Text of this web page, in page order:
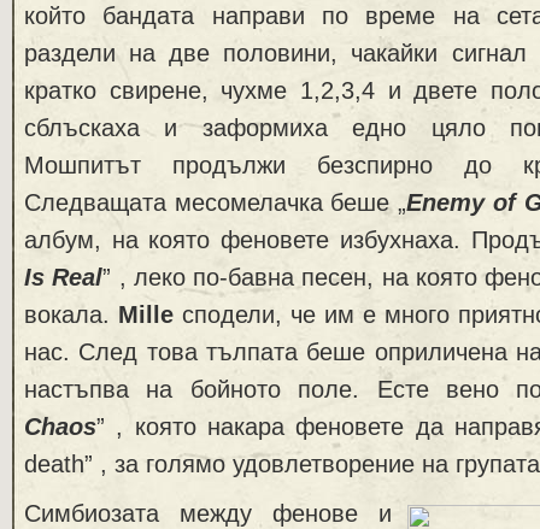
който бандата направи по време на
раздели на две половини, чакайки
кратко свирене, чухме 1,2,3,4 и двете
сблъскаха и заформиха едно цяло
Мошпитът продължи безспирно до
Следващата месомелачка беше „Enemy of
албум, на която феновете избухнаха.
Is Real” , леко по-бавна песен, на която
вокала. Mille сподели, че им е много
нас. След това тълпата беше оприличена
настъпва на бойното поле. Есте вено
Chaos” , която накара феновете да
death” , за голямо удовлетворение на
Симбиозата между фенове и